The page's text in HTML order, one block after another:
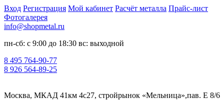
Вход Регистрация Мой кабинет Расчёт металла Прайс-лист
Фотогалерея
info@shopmetal.ru
пн-сб: с 9:00 до 18:30 вс: выходной
8 495 764-90-77
8 926 564-89-25
Москва, МКАД 41км 4с27, стройрынок «Мельница»,пав. Е 8/6